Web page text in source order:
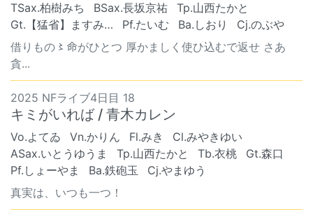
TSax.柏樹みち
BSax.長坂京祐
Tp.山西たかと
Gt.【猛省】ますみ…
Pf.たいむ Ba.しおり
Cj.のぶや
借りもの〻命がひとつ 厚かましく使ひ込むで返せ さあ
貪...
2025 NFライブ4日目 18
キミがいれば / 青木カレン
Vo.よてゐ Vn.かりん Fl.みき
Cl.みやきゆい
ASax.いとうゆうま
Tp.山西たかと Tb.衣桃
Gt.森口
Pf.しょーやま
Ba.鉄砲玉
Cj.やまゆう
真実は、いつも一つ！